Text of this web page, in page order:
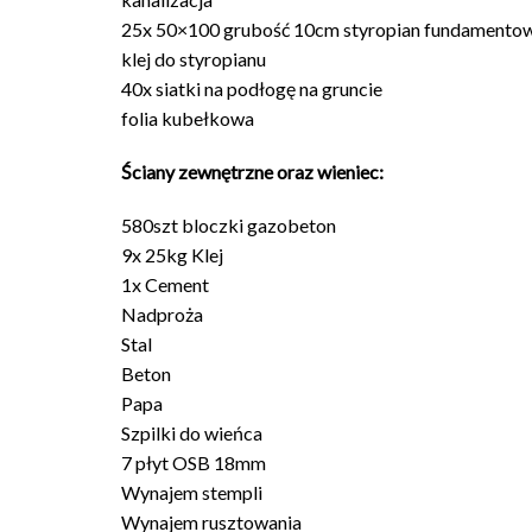
25x 50×100 grubość 10cm styropian
klej do styropianu
40x siatki na podłogę na gruncie
folia kubełkowa
Ściany zewnętrzne oraz wieniec:
580szt bloczki gazobeton
9x 25kg Klej
1x Cement
Nadproża
Stal
Beton
Papa
Szpilki do wieńca
7 płyt OSB 18mm
Wynajem stempli
Wynajem rusztowania